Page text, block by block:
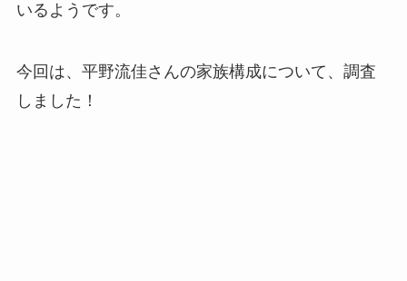
いるようです。
今回は、平野流佳さんの家族構成について、調査
しました！